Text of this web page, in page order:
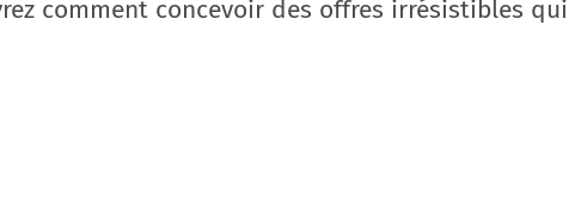
comment concevoir des offres irrésistibles qui